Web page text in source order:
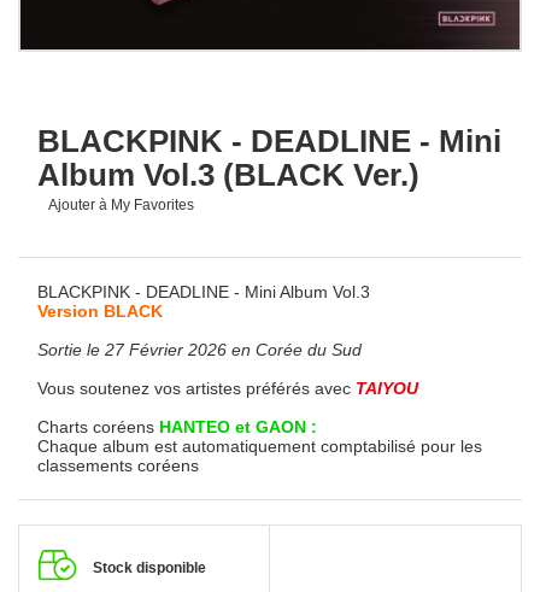
BLACKPINK - DEADLINE - Mini
Album Vol.3 (BLACK Ver.)
Ajouter à My Favorites
BLACKPINK - DEADLINE - Mini Album Vol.3
Version BLACK
Sortie le 27 Février 2026 en Corée du Sud
Vous soutenez vos artistes préférés avec TAIYOU
Charts coréens HANTEO et GAON :
Chaque album est automatiquement comptabilisé pour les
classements coréens
Stock disponible